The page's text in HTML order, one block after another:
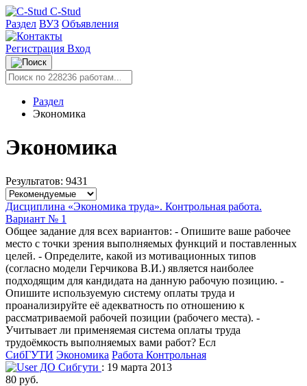
C-Stud
Раздел ВУЗ Объявления
Регистрация Вход
Раздел
Экономика
Экономика
Результатов: 9431
Дисциплина «Экономика труда». Контрольная работа.
Вариант № 1
Общее задание для всех вариантов: - Опишите ваше рабочее
место с точки зрения выполняемых функций и поставленных
целей. - Определите, какой из мотивационных типов
(согласно модели Герчикова В.И.) является наиболее
подходящим для кандидата на данную рабочую позицию. -
Опишите используемую систему оплаты труда и
проанализируйте её адекватность по отношению к
рассматриваемой рабочей позиции (рабочего места). -
Учитывает ли применяемая система оплаты труда
трудоёмкость выполняемых вами работ? Есл
СибГУТИ Экономика Работа Контрольная
ДО Сибгути : 19 марта 2013
80 руб.